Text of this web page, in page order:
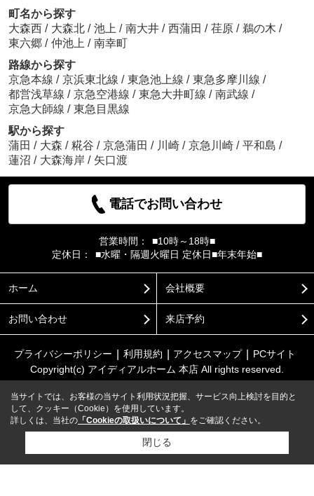
町名から探す
大森西 / 大森北 / 池上 / 南大井 / 西蒲田 / 荏原 / 鵜の木 /
東六郷 / 仲池上 / 南幸町
路線から探す
京急本線 / 京浜東北線 / 東急池上線 / 東急多摩川線 /
都営浅草線 / 京急空港線 / 東急大井町線 / 南武線 /
京急大師線 / 東急目黒線
駅から探す
蒲田 / 大森 / 糀谷 / 京急蒲田 / 川崎 / 京急川崎 / 平和島 /
蓮沼 / 大森海岸 / 矢口渡
電話でお問い合わせ
営業時間：
■10時～18時■
定休日：
■水曜・隔週火曜日 定休日■年末年始■
ホーム 会社概要
お問い合わせ 来店予約
プライバシーポリシー 利用規約 アクセスマップ
PCサイト
Copyright(c) アイディアルホーム 本店 All rights reserved.
当サイトでは、お客様の当サイト利用状況把握、サービス向上検討を目的と
して、クッキー（Cookie）を使用しています。
詳しくは、当社の 「Cookieの取扱いについて」 をご確認ください。
閉じる